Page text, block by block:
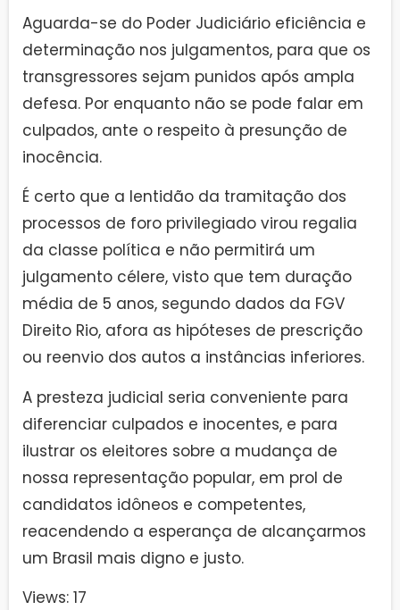
Aguarda-se do Poder Judiciário eficiência e
determinação nos julgamentos, para que os
transgressores sejam punidos após ampla
defesa. Por enquanto não se pode falar em
culpados, ante o respeito à presunção de
inocência.
É certo que a lentidão da tramitação dos
processos de foro privilegiado virou regalia
da classe política e não permitirá um
julgamento célere, visto que tem duração
média de 5 anos, segundo dados da FGV
Direito Rio, afora as hipóteses de prescrição
ou reenvio dos autos a instâncias inferiores.
A presteza judicial seria conveniente para
diferenciar culpados e inocentes, e para
ilustrar os eleitores sobre a mudança de
nossa representação popular, em prol de
candidatos idôneos e competentes,
reacendendo a esperança de alcançarmos
um Brasil mais digno e justo.
Views: 17